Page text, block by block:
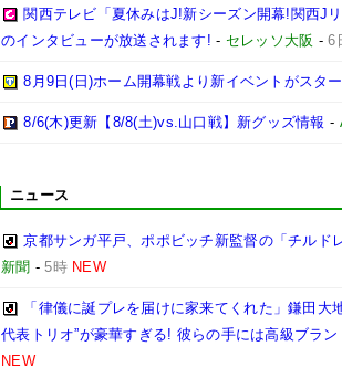
関西テレビ「夏休みはJ!新シーズン開幕!関西J
のインタビューが放送されます! - セレッソ大阪 -6
8月9日(日)ホーム開幕戦より新イベントがスタ
8/6(木)更新【8/8(土)vs.山口戦】新グッズ情報 -
ニュース
京都サンガ平戸、ポポビッチ新監督の「チル
新聞 -5時 NEW
「律儀に誕プレを届けに家来てくれた」鎌田
代表トリオ”が豪華すぎる! 彼らの手には高級ブラ
NEW